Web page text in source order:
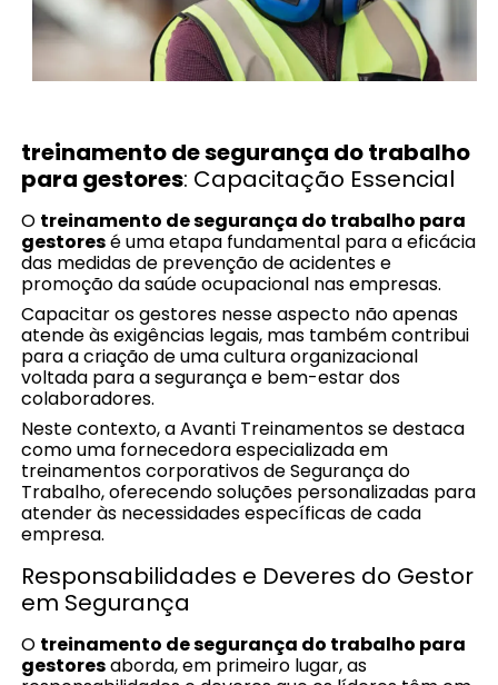
treinamento de segurança do trabalho
para gestores: Capacitação Essencial
O treinamento de segurança do trabalho para
gestoresé uma etapa fundamental para a eficácia
das medidas de prevenção de acidentes e
promoção da saúde ocupacional nas empresas.
Capacitar os gestores nesse aspecto não apenas
atende às exigências legais, mas também contribui
para a criação de uma cultura organizacional
voltada para a segurança e bem-estar dos
colaboradores.
Neste contexto, a Avanti Treinamentos se destaca
como uma fornecedora especializada em
treinamentos corporativos de Segurança do
Trabalho, oferecendo soluções personalizadas para
atender às necessidades específicas de cada
empresa.
Responsabilidades e Deveres do Gestor
em Segurança
O treinamento de segurança do trabalho para
gestoresaborda, em primeiro lugar, as